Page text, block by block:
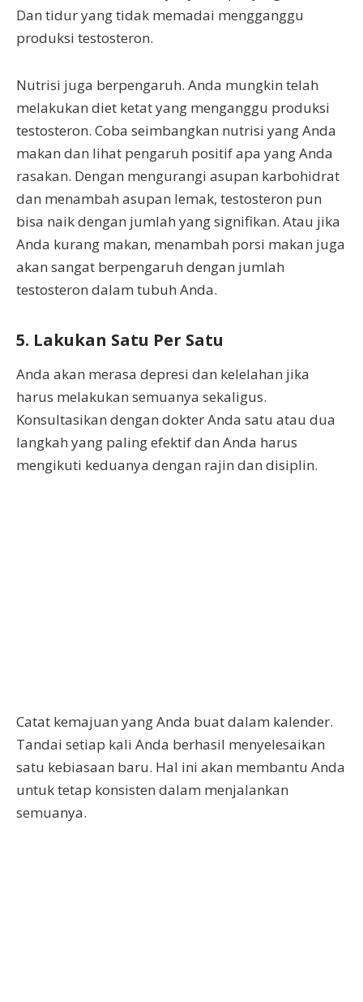
Dan tidur yang tidak memadai mengganggu
produksi testosteron.
Nutrisi juga berpengaruh. Anda mungkin telah
melakukan diet ketat yang menganggu produksi
testosteron. Coba seimbangkan nutrisi yang Anda
makan dan lihat pengaruh positif apa yang Anda
rasakan. Dengan mengurangi asupan karbohidrat
dan menambah asupan lemak, testosteron pun
bisa naik dengan jumlah yang signifikan. Atau jika
Anda kurang makan, menambah porsi makan juga
akan sangat berpengaruh dengan jumlah
testosteron dalam tubuh Anda.
5. Lakukan Satu Per Satu
Anda akan merasa depresi dan kelelahan jika
harus melakukan semuanya sekaligus.
Konsultasikan dengan dokter Anda satu atau dua
langkah yang paling efektif dan Anda harus
mengikuti keduanya dengan rajin dan disiplin.
Catat kemajuan yang Anda buat dalam kalender.
Tandai setiap kali Anda berhasil menyelesaikan
satu kebiasaan baru. Hal ini akan membantu Anda
untuk tetap konsisten dalam menjalankan
semuanya.